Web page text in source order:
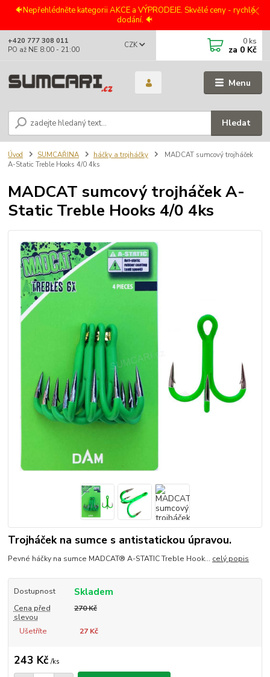
🐠Nepřehlédněte kategorii AKCE a VÝPRODEJE. Skvělé ceny - rychlé
dodání. 🐠
Menu
CZK
Hledat
+420 777 308 011
PO až NE 8:00 - 21:00
0 ks
za 0 Kč
Úvod SUMCAŘINA háčky a trojháčky
MADCAT sumcový trojháček
A-Static Treble Hooks 4/0 4ks
MADCAT sumcový trojháček A-
Static Treble Hooks 4/0 4ks
Trojháček na sumce s antistatickou úpravou.
Pevné háčky na sumce MADCAT® A-STATIC Treble Hook... celý popis
Dostupnost Skladem
Cena před
slevou
270 Kč
Ušetříte 27 Kč
243 Kč /ks